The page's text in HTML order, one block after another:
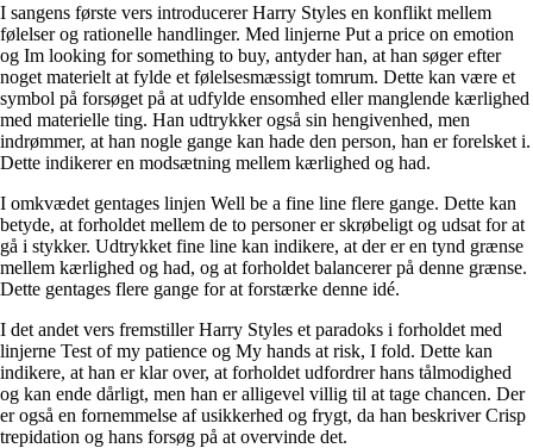
I sangens første vers introducerer Harry Styles en konflikt mellem
følelser og rationelle handlinger. Med linjerne Put a price on emotion
og Im looking for something to buy, antyder han, at han søger efter
noget materielt at fylde et følelsesmæssigt tomrum. Dette kan være et
symbol på forsøget på at udfylde ensomhed eller manglende kærlighed
med materielle ting. Han udtrykker også sin hengivenhed, men
indrømmer, at han nogle gange kan hade den person, han er forelsket i.
Dette indikerer en modsætning mellem kærlighed og had.
I omkvædet gentages linjen Well be a fine line flere gange. Dette kan
betyde, at forholdet mellem de to personer er skrøbeligt og udsat for at
gå i stykker. Udtrykket fine line kan indikere, at der er en tynd grænse
mellem kærlighed og had, og at forholdet balancerer på denne grænse.
Dette gentages flere gange for at forstærke denne idé.
I det andet vers fremstiller Harry Styles et paradoks i forholdet med
linjerne Test of my patience og My hands at risk, I fold. Dette kan
indikere, at han er klar over, at forholdet udfordrer hans tålmodighed
og kan ende dårligt, men han er alligevel villig til at tage chancen. Der
er også en fornemmelse af usikkerhed og frygt, da han beskriver Crisp
trepidation og hans forsøg på at overvinde det.